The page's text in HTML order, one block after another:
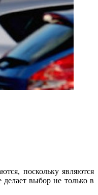
поскольку являются
выбор не только в